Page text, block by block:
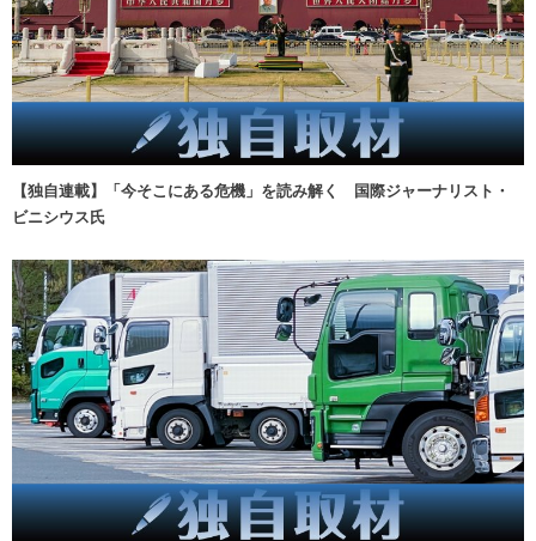
【独自連載】「今そこにある危機」を読み解く 国際ジャーナリスト・
ビニシウス氏